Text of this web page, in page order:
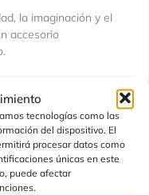
tecnologías como las
del dispositivo. El
procesar datos como
únicas en este
puede afectar
la imaginación y el
accesorio
construyendo y